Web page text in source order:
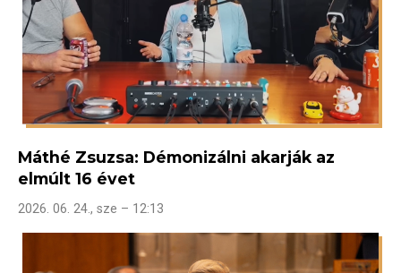
Máthé Zsuzsa: Démonizálni akarják az
elmúlt 16 évet
2026. 06. 24., sze – 12:13